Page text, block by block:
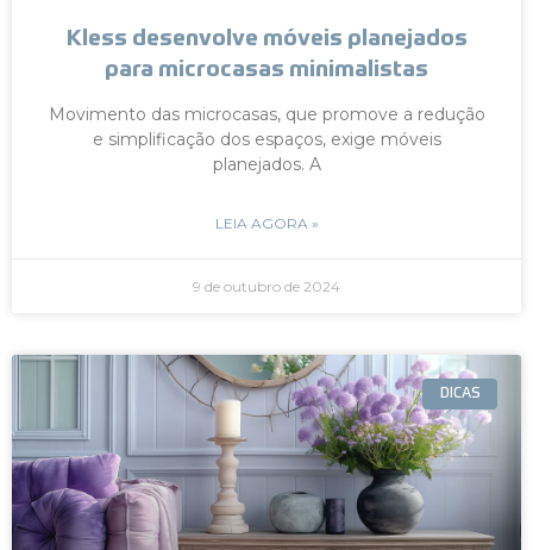
Kless desenvolve móveis planejados
para microcasas minimalistas
Movimento das microcasas, que promove a redução
e simplificação dos espaços, exige móveis
planejados. A
LEIA AGORA »
9 de outubro de 2024
DICAS